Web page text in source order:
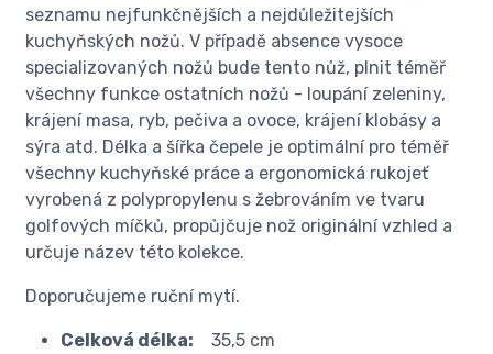
seznamu nejfunkčnějších a nejdůležitejších
kuchyňských nožů. V případě absence vysoce
specializovaných nožů bude tento nůž, plnit téměř
všechny funkce ostatních nožů - loupání zeleniny,
krájení masa, ryb, pečiva a ovoce, krájení klobásy a
sýra atd. Délka a šířka čepele je optimální pro téměř
všechny kuchyňské práce a ergonomická rukojeť
vyrobená z polypropylenu s žebrováním ve tvaru
golfových míčků, propůjčuje nož originální vzhled a
určuje název této kolekce.
Doporučujeme ruční mytí.
Celková délka: 35,5 cm